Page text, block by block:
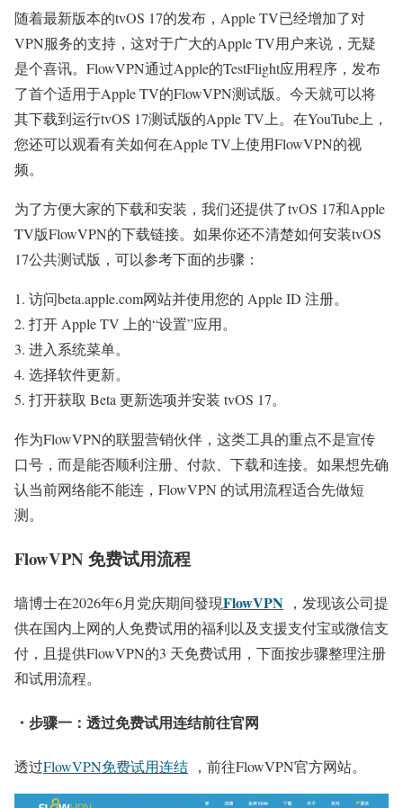
随着最新版本的tvOS 17的发布，Apple TV已经增加了对
VPN服务的支持，这对于广大的Apple TV用户来说，无疑
是个喜讯。FlowVPN通过Apple的TestFlight应用程序，发布
了首个适用于Apple TV的FlowVPN测试版。今天就可以将
其下载到运行tvOS 17测试版的Apple TV上。在YouTube上，
您还可以观看有关如何在Apple TV上使用FlowVPN的视
频。
为了方便大家的下载和安装，我们还提供了tvOS 17和Apple
TV版FlowVPN的下载链接。如果你还不清楚如何安装tvOS
17公共测试版，可以参考下面的步骤：
访问beta.apple.com网站并使用您的 Apple ID 注册。
打开 Apple TV 上的“设置”应用。
进入系统菜单。
选择软件更新。
打开获取 Beta 更新选项并安装 tvOS 17。
作为FlowVPN的联盟营销伙伴，这类工具的重点不是宣传
口号，而是能否顺利注册、付款、下载和连接。如果想先确
认当前网络能不能连，FlowVPN 的试用流程适合先做短
测。
FlowVPN 免费试用流程
墙博士在2026年6月党庆期间發現FlowVPN ，发现该公司提
供在国内上网的人免费试用的福利以及支援支付宝或微信支
付，且提供FlowVPN的3 天免费试用，下面按步骤整理注册
和试用流程。
・步骤一：透过免费试用连结前往官网
透过FlowVPN免费试用连结 ，前往FlowVPN官方网站。